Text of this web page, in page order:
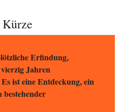
Erfindung,
Jahren
ist eine Entdeckung, ein